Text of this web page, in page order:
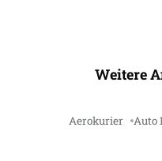
Weitere
Aerokurier Auto